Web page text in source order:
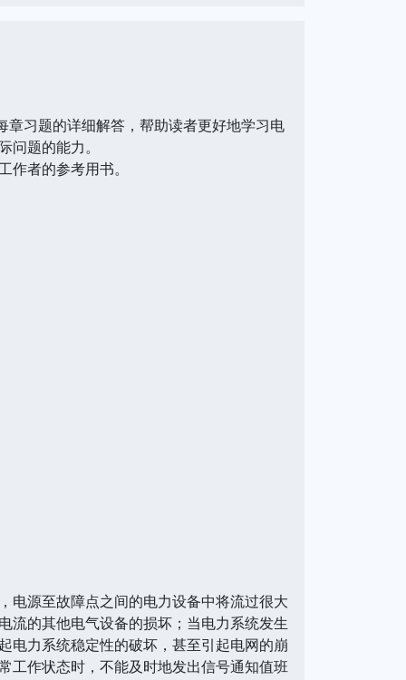
习题的详细解答，帮助读者更好地学习电
题的能力。
者的参考用书。
源至故障点之间的电力设备中将流过很大
流的其他电气设备的损坏；当电力系统发生
电力系统稳定性的破坏，甚至引起电网的崩
工作状态时，不能及时地发出信号通知值班